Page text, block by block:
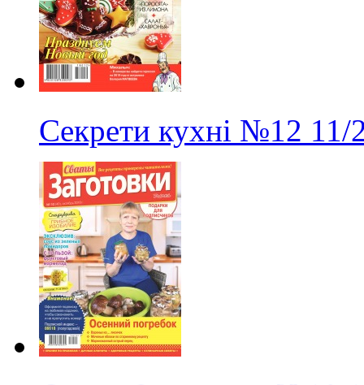
Секрети кухні №12 11/